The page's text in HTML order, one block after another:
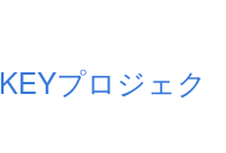
プロジェク